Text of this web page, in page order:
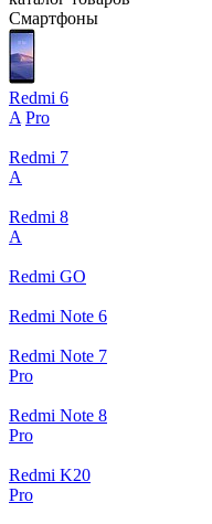
Смартфоны
Redmi 6
A Pro
Redmi 7
A
Redmi 8
A
Redmi GO
Redmi Note 6
Redmi Note 7
Pro
Redmi Note 8
Pro
Redmi K20
Pro